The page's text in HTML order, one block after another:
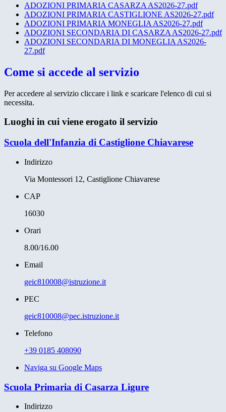
ADOZIONI PRIMARIA CASARZA AS2026-27.pdf
ADOZIONI PRIMARIA CASTIGLIONE AS2026-27.pdf
ADOZIONI PRIMARIA MONEGLIA AS2026-27.pdf
ADOZIONI SECONDARIA DI CASARZA AS2026-27.pdf
ADOZIONI SECONDARIA DI MONEGLIA AS2026-
27.pdf
Come si accede al servizio
Per accedere al servizio cliccare i link e scaricare l'elenco di cui si
necessita.
Luoghi in cui viene erogato il servizio
Scuola dell'Infanzia di Castiglione Chiavarese
Indirizzo
Via Montessori 12, Castiglione Chiavarese
CAP
16030
Orari
8.00/16.00
Email
geic810008@istruzione.it
PEC
geic810008@pec.istruzione.it
Telefono
+39 0185 408090
Naviga su Google Maps
Scuola Primaria di Casarza Ligure
Indirizzo